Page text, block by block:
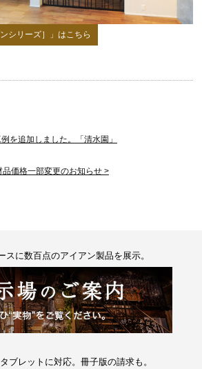
シリーズ］」はこちら
を追加しました。「清水園」
品価格一部変更のお知らせ >
スに数百点のアイアン製品を展示。
ブレットに対応。冊子版の請求も。